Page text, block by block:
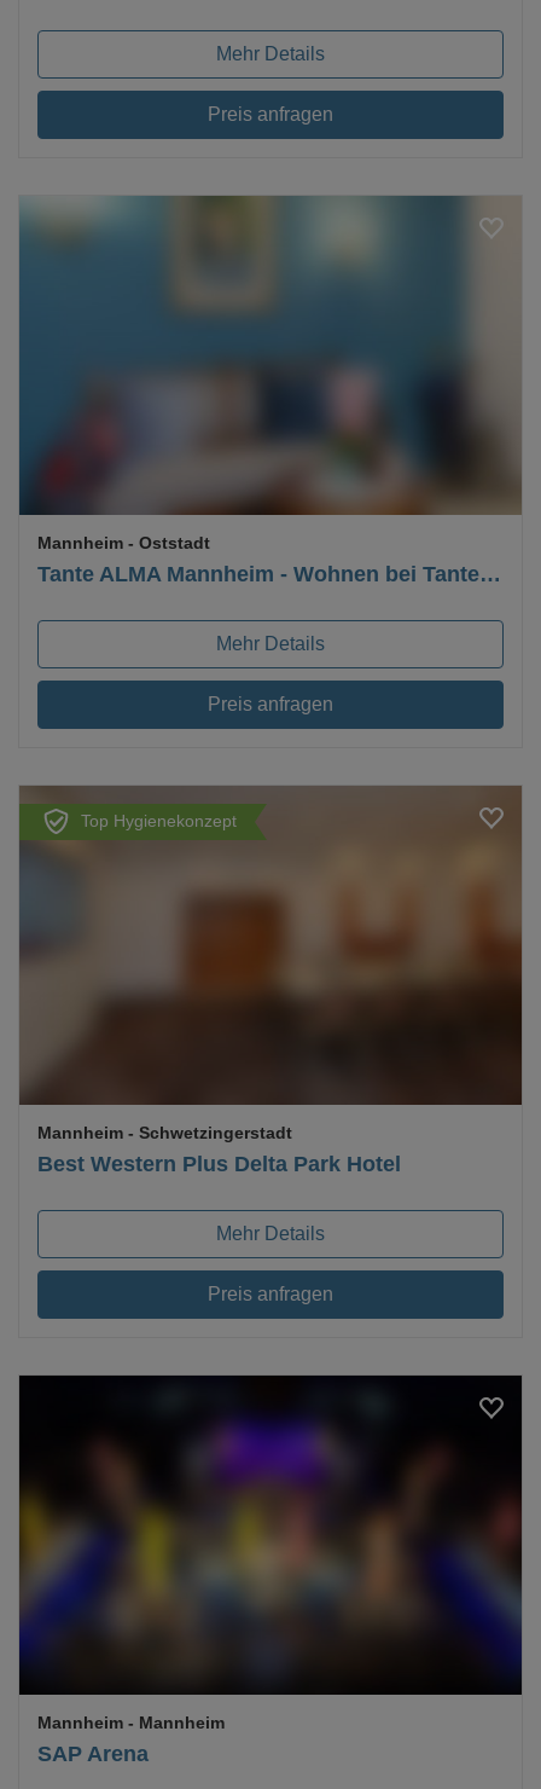
Mehr Details
Preis anfragen
Tante ALMA Mannheim - Wohnen bei Tante ALMA
Mannheim - Oststadt
Mehr Details
Preis anfragen
Top Hygienekonzept
Best Western Plus Delta Park Hotel
Mannheim - Schwetzingerstadt
Mehr Details
Preis anfragen
SAP Arena
Mannheim - Mannheim